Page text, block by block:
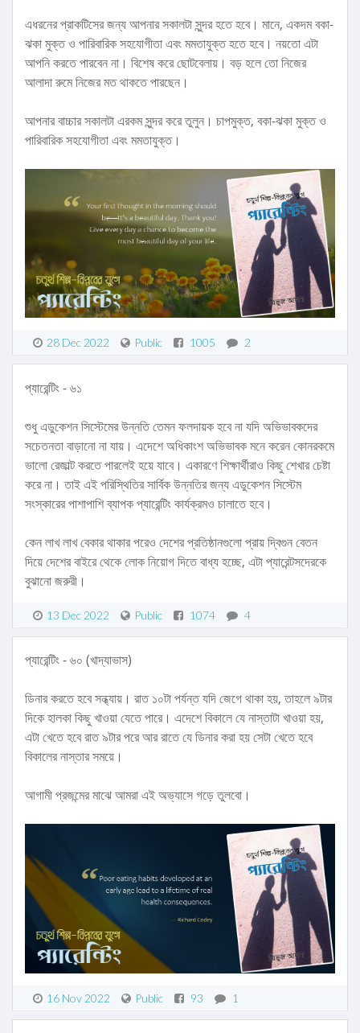
এধরনের প্রাকটিসের জন্য আপনার সকালটা সুন্দর হতে হবে। মানে, একদম বকা-
ঝকা মুক্ত ও পারিবারিক সহযোগীতা এবং মমতাযুক্ত হতে হবে। নয়তো এটা
আপনি করতে পারবেন না। বিশেষ করে ছোটবেলায়। বড় হলে তো নিজের
আলাদা রুমে নিজের মত থাকতে পারছেন।
আপনার বাচ্চার সকালটা এরকম সুন্দর করে তুলুন। চাপমুক্ত, বকা-ঝকা মুক্ত ও
পারিবারিক সহযোগীতা এবং মমতাযুক্ত।
28 Dec 2022 Public 1005 2
প্যারেন্টিং - ৬১
শুধু এডুকেশন সিস্টেমের উন্নতি তেমন ফলদায়ক হবে না যদি অভিভাবকদের
সচেতনতা বাড়ানো না যায়। এদেশে অধিকাংশ অভিভাবক মনে করেন কোনরকমে
ভালো রেজাল্ট করতে পারলেই হয়ে যাবে। একারণে শিক্ষার্থীরাও কিছু শেখার চেষ্টা
করে না। তাই এই পরিস্থিতির সার্বিক উন্নতির জন্য এডুকেশন সিস্টেম
সংস্কারের পাশাপাশি ব্যাপক প্যারেন্টিং কার্যক্রমও চালাতে হবে।
কেন লাখ লাখ বেকার থাকার পরেও দেশের প্রতিষ্ঠানগুলো প্রায় দ্বিগুন বেতন
দিয়ে দেশের বাইরে থেকে লোক নিয়োগ দিতে বাধ্য হচ্ছে, এটা প্যারেন্টসদেরকে
বুঝানো জরুরী।
13 Dec 2022 Public 1074 4
প্যারেন্টিং - ৬০ (খাদ্যাভাস)
ডিনার করতে হবে সন্ধ্যায়। রাত ১০টা পর্যন্ত যদি জেগে থাকা হয়, তাহলে ৯টার
দিকে হালকা কিছু খাওয়া যেতে পারে। এদেশে বিকালে যে নাস্তাটা খাওয়া হয়,
এটা খেতে হবে রাত ৯টার পরে আর রাতে যে ডিনার করা হয় সেটা খেতে হবে
বিকালের নাস্তার সময়ে।
আগামী প্রজন্মের মাঝে আমরা এই অভ্যাসে গড়ে তুলবো।
16 Nov 2022 Public 93 1